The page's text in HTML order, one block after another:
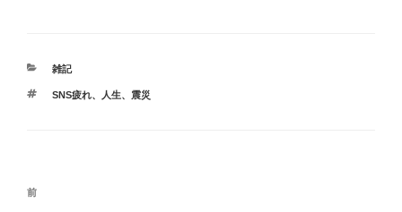
カ
ゴ
雑記
タ
SNS疲れ、 人生、 震災
投
前
前